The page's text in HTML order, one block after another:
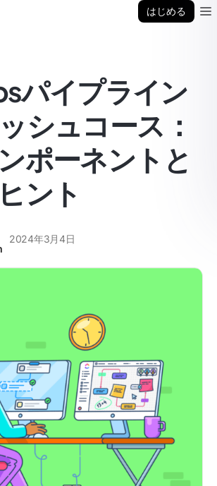
はじめる
パイプライン
シュコース：
ポーネントと
ント
2024年3月4日